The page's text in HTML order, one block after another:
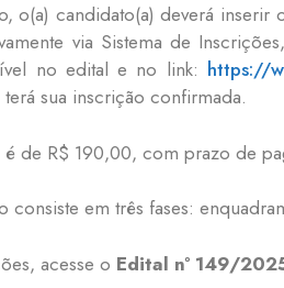
o(a) candidato(a) deverá
via Sistema de
no edital e no link: https://
sua inscrição confirmada.
de R$ 190,00, com prazo de
consiste em três fases:
acesse o Edital nº 149/